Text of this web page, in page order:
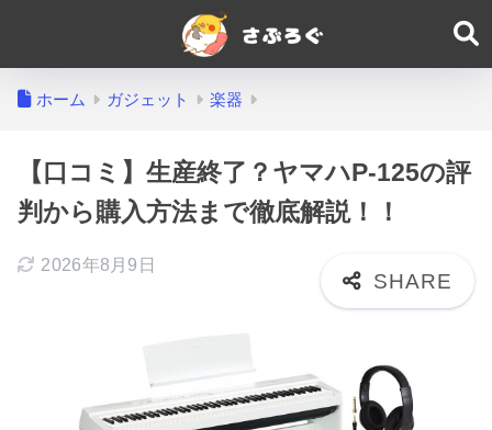
ホーム ガジェット 楽器
【口コミ】生産終了？ヤマハP-125の評
判から購入方法まで徹底解説！！
2026年8月9日